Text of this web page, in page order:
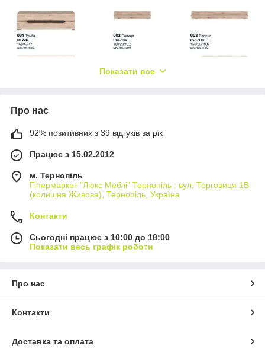
Показати все
Про нас
92% позитивних з 39 відгуків за рік
Працює з 15.02.2012
м. Тернопіль
Гіпермаркет "Люкс Меблі" Тернопіль : вул. Торговиця 1В
(колишня Живова), Тернопіль, Україна
Контакти
Сьогодні працює з 10:00 до 18:00
Показати весь графік роботи
Про нас
Контакти
Доставка та оплата